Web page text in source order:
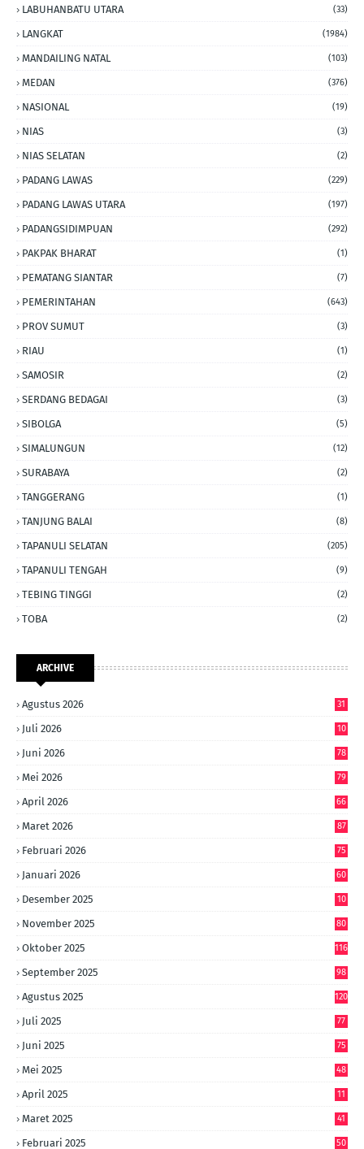
LABUHANBATU UTARA (33)
LANGKAT (1984)
MANDAILING NATAL (103)
MEDAN (376)
NASIONAL (19)
NIAS (3)
NIAS SELATAN (2)
PADANG LAWAS (229)
PADANG LAWAS UTARA (197)
PADANGSIDIMPUAN (292)
PAKPAK BHARAT (1)
PEMATANG SIANTAR (7)
PEMERINTAHAN (643)
PROV SUMUT (3)
RIAU (1)
SAMOSIR (2)
SERDANG BEDAGAI (3)
SIBOLGA (5)
SIMALUNGUN (12)
SURABAYA (2)
TANGGERANG (1)
TANJUNG BALAI (8)
TAPANULI SELATAN (205)
TAPANULI TENGAH (9)
TEBING TINGGI (2)
TOBA (2)
ARCHIVE
Agustus 2026 31
Juli 2026
10
Juni 2026 78
Mei 2026 79
April 2026 66
Maret 2026 87
Februari 2026 75
Januari 2026 60
Desember 2025
10
November 2025 80
Oktober 2025 116
September 2025 98
Agustus 2025 120
Juli 2025 77
Juni 2025 75
Mei 2025 48
April 2025 11
Maret 2025 41
Februari 2025 50